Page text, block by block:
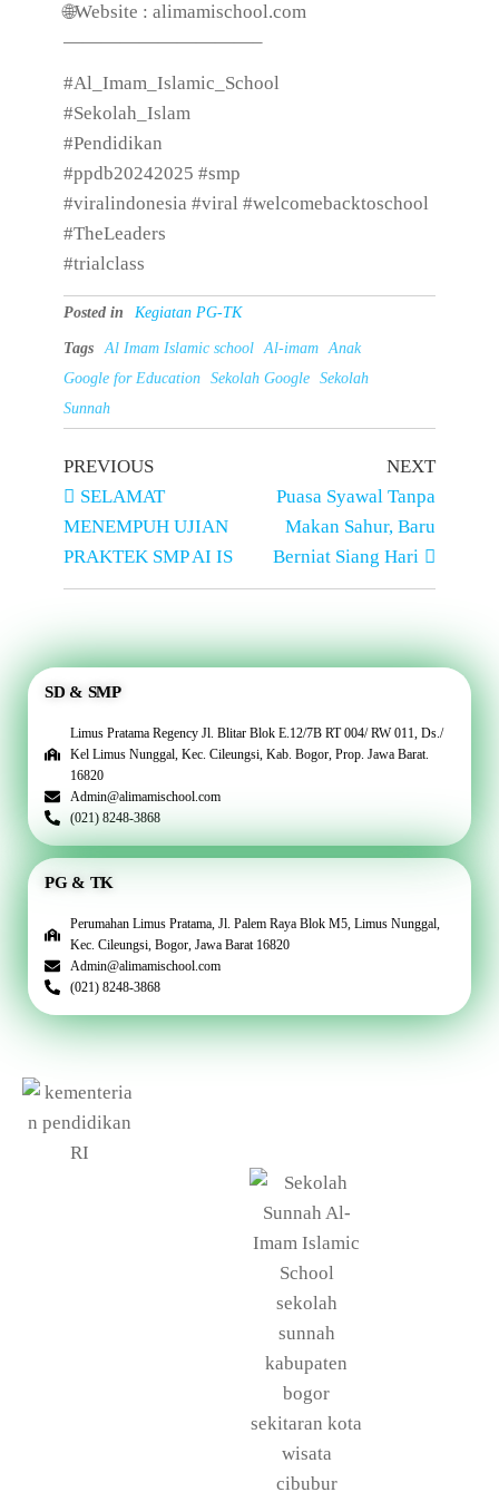
🌐Website : alimamischool.com
——————————–
#Al_Imam_Islamic_School
#Sekolah_Islam
#Pendidikan
#ppdb20242025 #smp
#viralindonesia #viral #welcomebacktoschool
#TheLeaders
#trialclass
Posted in Kegiatan PG-TK
Tags Al Imam Islamic school Al-imam
Anak
Google for Education
Sekolah Google
Sekolah
Sunnah
PREVIOUS
SELAMAT
MENEMPUH UJIAN
PRAKTEK SMP AI IS
NEXT
Puasa Syawal Tanpa
Makan Sahur, Baru
Berniat Siang Hari
SD & SMP
Limus Pratama Regency Jl. Blitar Blok E.12/7B RT 004/ RW 011, Ds./
Kel Limus Nunggal, Kec. Cileungsi, Kab. Bogor, Prop. Jawa Barat.
16820
Admin@alimamischool.com
(021) 8248-3868
PG & TK
Perumahan Limus Pratama, Jl. Palem Raya Blok M5, Limus Nunggal,
Kec. Cileungsi, Bogor, Jawa Barat 16820
Admin@alimamischool.com
(021) 8248-3868